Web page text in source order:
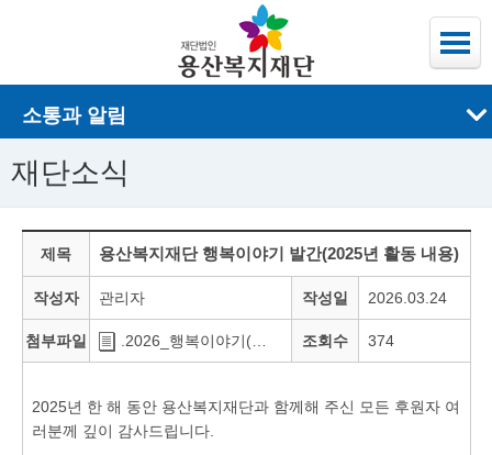
소통과 알림
재단소식
제목 용산복지재단 행복이야기 발간(2025년 활동 내용)
작성자 관리자 작성일 2026.03.24
첨부파일 .2026_행복이야기(용산복지재단).pdf 조회수 374
2025년 한 해 동안 용산복지재단과 함께해 주신 모든 후원자 여
러분께 깊이 감사드립니다.